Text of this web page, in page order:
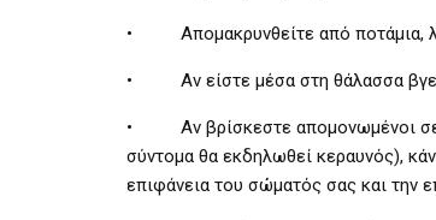
• Απομακρυνθείτε από ποτάμια,
• Αν είστε μέσα στη θάλασσα
• Αν βρίσκεστε απομονωμένοι σε
σύντομα θα εκδηλωθεί κεραυνός),
επιφάνεια του σώματός σας και την